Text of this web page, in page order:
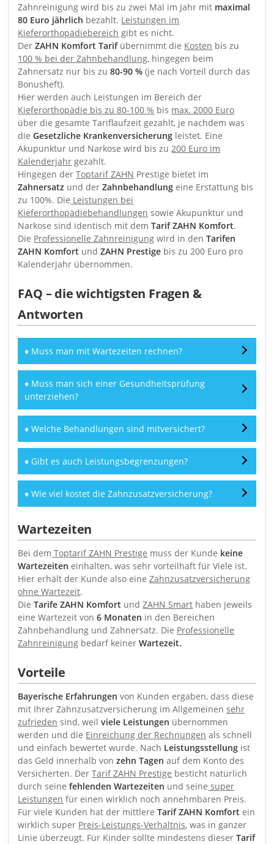
Zahnreinigung wird bis zu zwei Mal im Jahr mit maximal
80 Euro jährlich bezahlt. Leistungen im
Kieferorthopädiebereich gibt es nicht.
DerZAHN Komfort Tarifübernimmt die Kosten bis zu
100 % bei der Zahnbehandlung, hingegen beim
Zahnersatz nur bis zu80-90 % (je nach Vorteil durch das
Bonusheft).
Hier werden auch Leistungen im Bereich der
Kieferorthopädie bis zu 80-100 % bis max. 2000 Euro
über die gesamte Tariflaufzeit gezahlt, je nachdem was
dieGesetzliche Krankenversicherung leistet. Eine
Akupunktur und Narkose wird bis zu200 Euro im
Kalenderjahr gezahlt.
Hingegen derToptarif ZAHN Prestige bietet im
Zahnersatz und derZahnbehandlung eine Erstattung bis
zu 100%. Die Leistungen bei
Kieferorthopädiebehandlungen sowie Akupunktur und
Narkose sind identisch mit demTarif ZAHN Komfort.
Die Professionelle Zahnreinigung wird in denTarifen
ZAHN Komfort undZAHN Prestige bis zu 200 Euro pro
Kalenderjahr übernommen.
FAQ – die wichtigsten Fragen &
Antworten
♦ Muss man mit Wartezeiten rechnen?
♦ Muss man sich einer Gesundheitsprüfung
unterziehen?
♦ Welche Behandlungen sind mitversichert?
♦ Gibt es auch Leistungsbegrenzungen?
♦ Wie viel kostet die Zahnzusatzversicherung?
Wartezeiten
Bei dem Toptarif ZAHN Prestige muss der Kunde keine
Wartezeiten einhalten, was sehr vorteilhaft für Viele ist.
Hier erhält der Kunde also eineZahnzusatzversicherung
ohne Wartezeit.
DieTarife ZAHN Komfort undZAHN Smart haben jeweils
eine Wartezeit von6 Monaten in den Bereichen
Zahnbehandlung und Zahnersatz. Die Professionelle
Zahnreinigung bedarf keinerWartezeit.
Vorteile
Bayerische Erfahrungen von Kunden ergaben, dass diese
mit Ihrer Zahnzusatzversicherung im Allgemeinensehr
zufrieden sind, weilviele Leistungen übernommen
werden und die Einreichung der Rechnungen als schnell
und einfach bewertet wurde. Nach Leistungsstellung ist
das Geld innerhalb vonzehn Tagen auf dem Konto des
Versicherten. DerTarif ZAHN Prestige besticht natürlich
durch seinefehlenden Wartezeiten und seine super
Leistungen für einen wirklich noch annehmbaren Preis.
Für viele Kunden hat der mittlereTarif ZAHN Komfort ein
wirklich super Preis-Leistungs-Verhältnis, was in ganzer
Linie überzeugt. Für Kinder sollte mindestens dieserTarif